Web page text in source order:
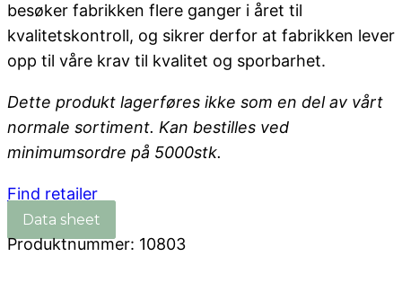
besøker fabrikken flere ganger i året til
kvalitetskontroll, og sikrer derfor at fabrikken lever
opp til våre krav til kvalitet og sporbarhet.
Dette produkt lagerføres ikke som en del av vårt
normale sortiment. Kan bestilles ved
minimumsordre på 5000stk.
Find retailer
Produktnummer: 10803